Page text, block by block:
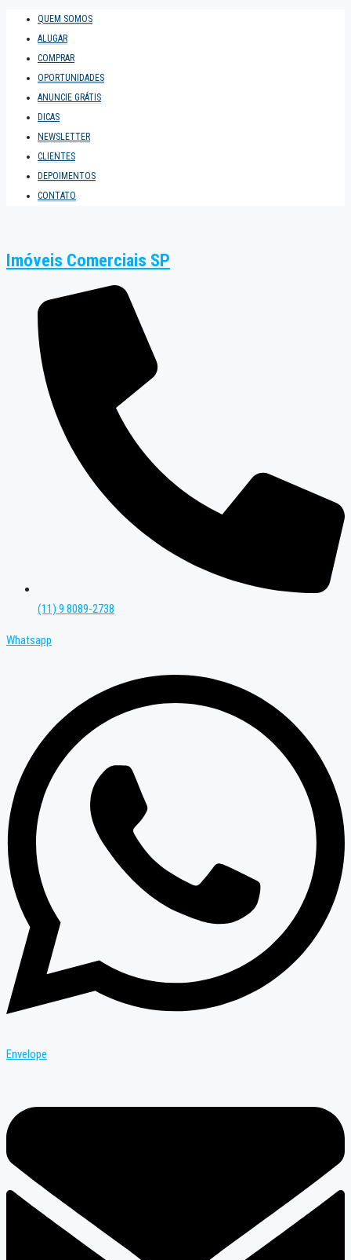
QUEM SOMOS
ALUGAR
COMPRAR
OPORTUNIDADES
ANUNCIE GRÁTIS
DICAS
NEWSLETTER
CLIENTES
DEPOIMENTOS
CONTATO
Imóveis Comerciais SP
(11) 9 8089-2738
Whatsapp
Envelope